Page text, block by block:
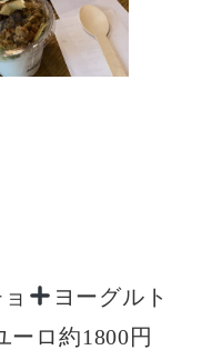
ヨーグルト
ロ約1800円